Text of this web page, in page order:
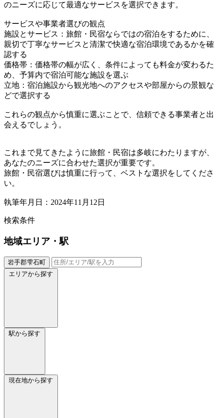
のニーズに応じて最適なサービスを選択できます。
サービスや事業者選びの観点
施設とサービス：旅館・民宿ならではの宿泊をするために、
親切で丁寧なサービスと清潔で快適な宿泊環境であるかを確
認する
価格帯：価格帯の幅が広く、条件によっても料金が変わるた
め、予算内で宿泊可能な施設を選ぶ
立地：宿泊施設から観光地へのアクセスや部屋からの景観な
どで選択する
これらの観点から慎重に選ぶことで、信頼できる事業者と出
会えるでしょう。
これまで見てきたように旅館・民宿は多岐にわたりますが、
あなたのニーズに合わせた選択が重要です。
旅館・民宿選びは慎重に行って、ベストな選択をしてくださ
い。
執筆年月日：2024年11月12日
検索条件
地域エリア・駅
岩手郡雫石町
エリアから探す
駅から探す
現在地から探す